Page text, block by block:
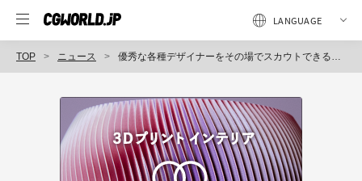
TOP ニュース 優秀な各種デザイナーをその場でスカウトできる無料採用イベント「ビビビット展」（東京）、3月28日（木）～30日（土）開催